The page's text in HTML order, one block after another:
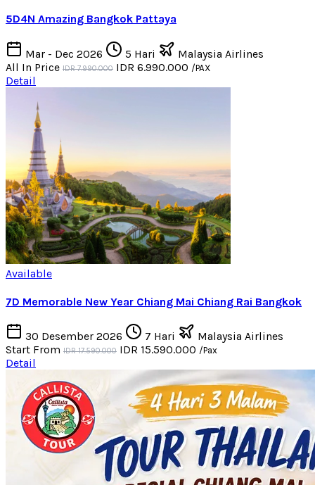
5D4N Amazing Bangkok Pattaya
Mar - Dec 2026 5 Hari
Malaysia Airlines
All In Price IDR 7.990.000 IDR 6.990.000 /PAX
Detail
Available
7D Memorable New Year Chiang Mai Chiang Rai Bangkok
30 Desember 2026 7 Hari
Malaysia Airlines
Start From IDR 17.590.000 IDR 15.590.000 /Pax
Detail